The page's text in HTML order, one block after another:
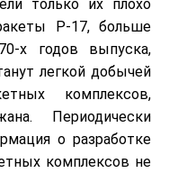
только их плохо
Р-17, больше
х годов выпуска,
легкой добычей
комплексов,
Периодически
о разработке
комплексов не